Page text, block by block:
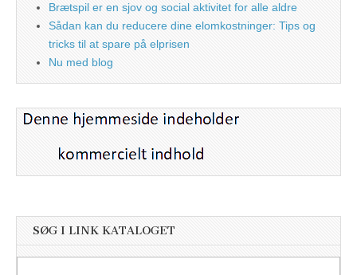
Brætspil er en sjov og social aktivitet for alle aldre
Sådan kan du reducere dine elomkostninger: Tips og
tricks til at spare på elprisen
Nu med blog
SØG I LINK KATALOGET